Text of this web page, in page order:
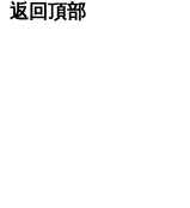
返回頂部